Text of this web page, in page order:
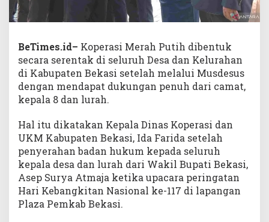
BeTimes.id– Koperasi Merah Putih dibentuk
secara serentak di seluruh Desa dan Kelurahan
di Kabupaten Bekasi setelah melalui Musdesus
dengan mendapat dukungan penuh dari camat,
kepala 8 dan lurah.
Hal itu dikatakan Kepala Dinas Koperasi dan
UKM Kabupaten Bekasi, Ida Farida setelah
penyerahan badan hukum kepada seluruh
kepala desa dan lurah dari Wakil Bupati Bekasi,
Asep Surya Atmaja ketika upacara peringatan
Hari Kebangkitan Nasional ke-117 di lapangan
Plaza Pemkab Bekasi.